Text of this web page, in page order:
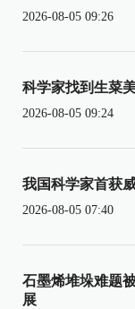
2026-08-05 09:26
科学家找到生菜
2026-08-05 09:24
我国科学家首获
2026-08-05 07:40
石墨烯堆垛难题
展